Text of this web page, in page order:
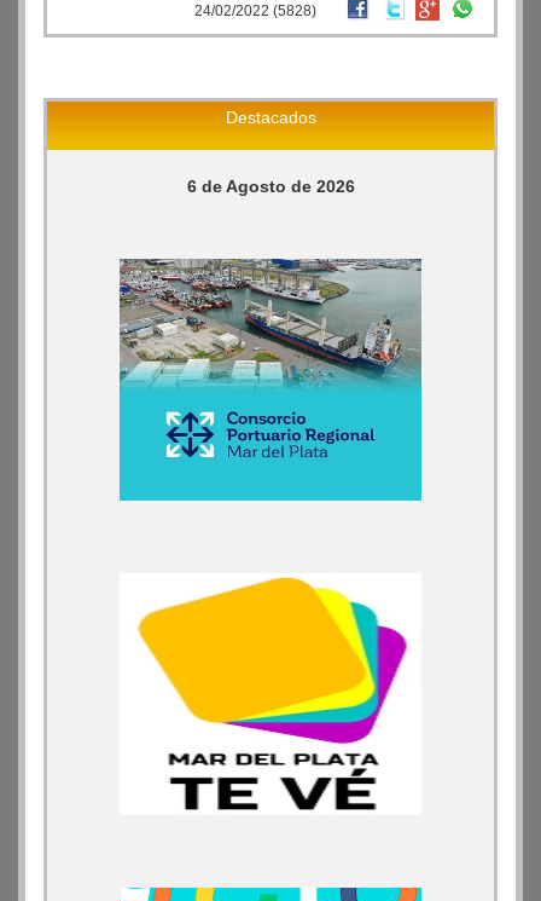
24/02/2022 (5828)
Destacados
6 de Agosto de 2026